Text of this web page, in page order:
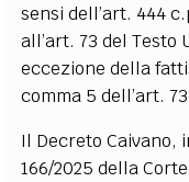
sensi dell’art. 444
all’art. 73 del
eccezione della
comma 5 dell’art.
Il Decreto Caivano,
166/2025 della